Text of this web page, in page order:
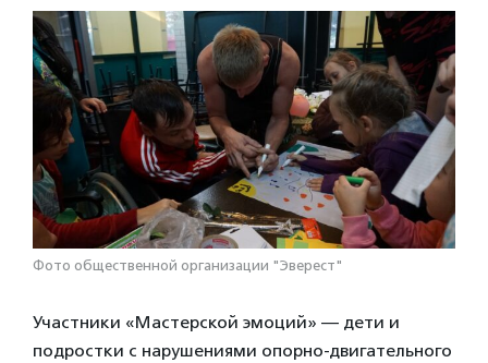
Фото общественной организации "Эверест"
Участники «Мастерской эмоций» — дети и
подростки с нарушениями опорно-двигательного